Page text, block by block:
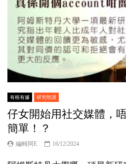
有根有據 研究咁講
仔女開始用社交媒體，
簡單！？
編輯阿E 16/12/2024